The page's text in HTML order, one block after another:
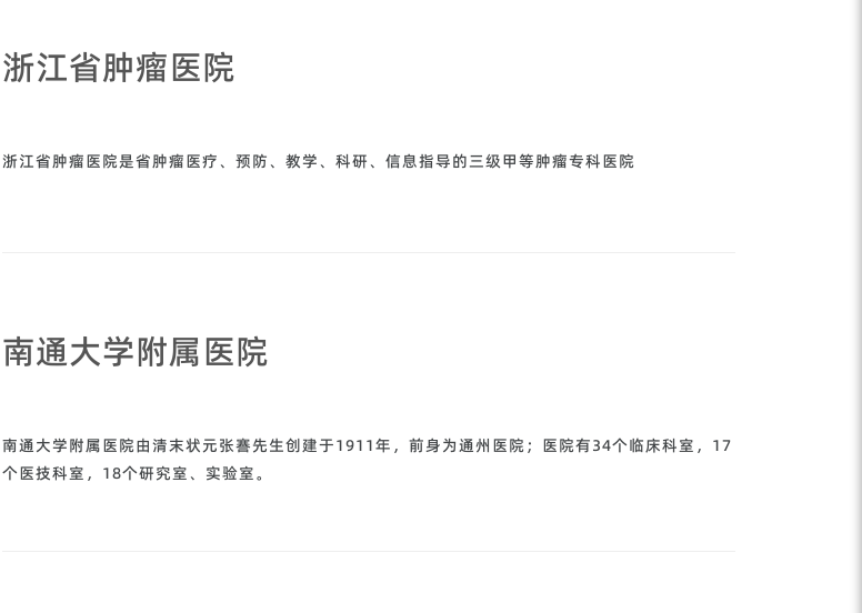
浙江省肿瘤医院
浙江省肿瘤医院是省肿瘤医疗、预防、教学、科研、信息指导的三级甲等肿瘤专科医院
南通大学附属医院
南通大学附属医院由清末状元张謇先生创建于1911年，前身为通州医院；医院有34个临床科室，17
个医技科室，18个研究室、实验室。